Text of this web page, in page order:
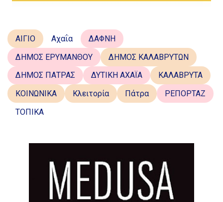
ΑΙΓΙΟ Αχαΐα
ΔΑΦΝΗ
ΔΗΜΟΣ ΕΡΥΜΑΝΘΟΥ
ΔΗΜΟΣ ΚΑΛΑΒΡΥΤΩΝ
ΔΗΜΟΣ ΠΑΤΡΑΣ
ΔΥΤΙΚΗ ΑΧΑΪΑ
ΚΑΛΑΒΡΥΤΑ
ΚΟΙΝΩΝΙΚΑ
Κλειτορία Πάτρα
ΡΕΠΟΡΤΑΖ
ΤΟΠΙΚΑ